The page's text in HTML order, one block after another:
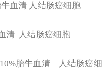
牛血清 人结肠癌细胞
清 人结肠癌细胞
胎牛血清 人结肠癌细